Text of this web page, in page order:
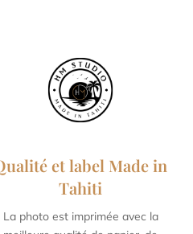
40 x 60 cm / 15,7 x 23,6
et label Made in
Tahiti
La photo est imprimée avec la